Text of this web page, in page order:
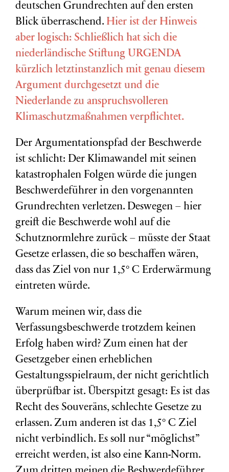
deutschen Grundrechten auf den ersten
Blick überraschend. Hier ist der Hinweis
aber logisch: Schließlich hat sich die
niederländische Stiftung URGENDA
kürzlich letztinstanzlich mit genau diesem
Argument durchgesetzt und die
Niederlande zu anspruchsvolleren
Klimaschutzmaßnahmen verpflichtet.
Der Argumentationspfad der Beschwerde
ist schlicht: Der Klimawandel mit seinen
katastrophalen Folgen würde die jungen
Beschwerdeführer in den vorgenannten
Grundrechten verletzen. Deswegen – hier
greift die Beschwerde wohl auf die
Schutznormlehre zurück – müsste der Staat
Gesetze erlassen, die so beschaffen wären,
dass das Ziel von nur 1,5° C Erderwärmung
eintreten würde.
Warum meinen wir, dass die
Verfassungsbeschwerde trotzdem keinen
Erfolg haben wird? Zum einen hat der
Gesetzgeber einen erheblichen
Gestaltungsspielraum, der nicht gerichtlich
überprüfbar ist. Überspitzt gesagt: Es ist das
Recht des Souveräns, schlechte Gesetze zu
erlassen. Zum anderen ist das 1,5° C Ziel
nicht verbindlich. Es soll nur “möglichst”
erreicht werden, ist also eine Kann-Norm.